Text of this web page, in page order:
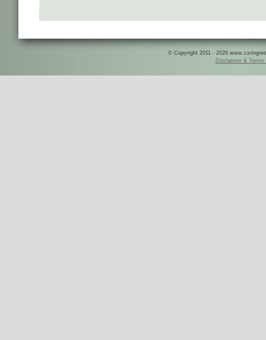
© Copyright 2011 - 2026
Disclaimer & Terms